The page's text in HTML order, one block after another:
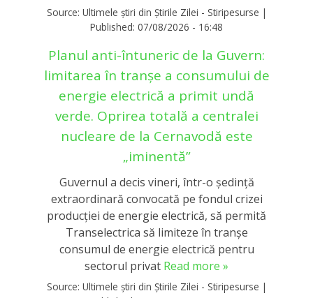
Source: Ultimele știri din Știrile Zilei - Stiripesurse |
Published: 07/08/2026 - 16:48
Planul anti-întuneric de la Guvern:
limitarea în tranşe a consumului de
energie electrică a primit undă
verde. Oprirea totală a centralei
nucleare de la Cernavodă este
„iminentă”
Guvernul a decis vineri, într-o ședință
extraordinară convocată pe fondul crizei
producției de energie electrică, să permită
Transelectrica să limiteze în tranșe
consumul de energie electrică pentru
sectorul privat Read more »
Source: Ultimele știri din Știrile Zilei - Stiripesurse |